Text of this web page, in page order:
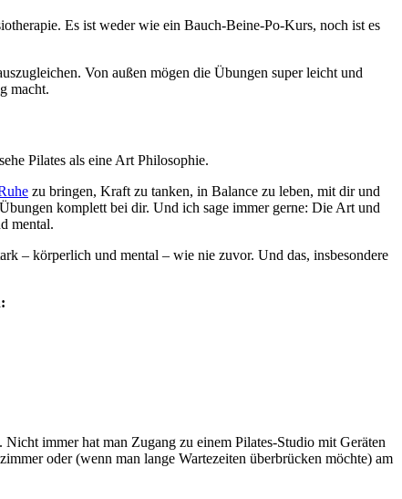
Es ist weder wie ein Bauch-Beine-Po-Kurs, noch ist es
Von außen mögen die Übungen super leicht und
macht.
Pilates als eine Art Philosophie.
zu bringen, Kraft zu tanken, in Balance zu leben, mit dir und
komplett bei dir. Und ich sage immer gerne: Die Art und
mental.
– körperlich und mental – wie nie zuvor. Und das, insbesondere
immer hat man Zugang zu einem Pilates-Studio mit Geräten
oder (wenn man lange Wartezeiten überbrücken möchte) am